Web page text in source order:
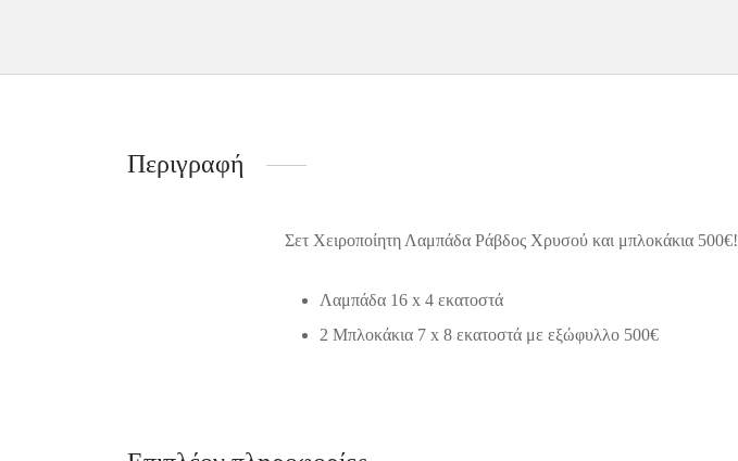
Περιγραφή
Σετ Χειροποίητη Λαμπάδα Ράβδος Χρυσού και μπλοκάκια 500€!
Λαμπάδα 16 x 4 εκατοστά
2 Μπλοκάκια 7 x 8 εκατοστά με εξώφυλλο 500€